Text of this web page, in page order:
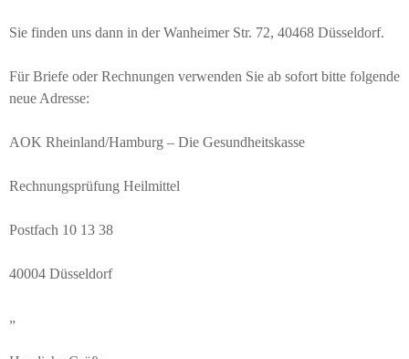
Sie finden uns dann in der Wanheimer Str. 72, 40468 Düsseldorf.
Für Briefe oder Rechnungen verwenden Sie ab sofort bitte folgende
neue Adresse:
AOK Rheinland/Hamburg – Die Gesundheitskasse
Rechnungsprüfung Heilmittel
Postfach 10 13 38
40004 Düsseldorf
„